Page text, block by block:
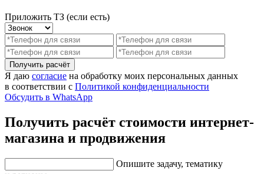
Приложить ТЗ (если есть)
Получить расчёт
Я даю согласие на обработку моих персональных данных
в соответствии с Политикой конфиденциальности
Обсудить в WhatsApp
Получить расчёт стоимости интернет-
магазина и продвижения
Опишите задачу, тематику